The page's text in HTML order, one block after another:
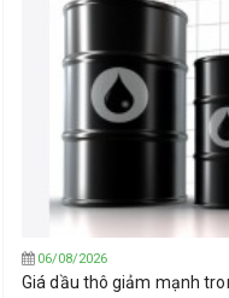
06/08/2026
Giá dầu thô giảm mạnh